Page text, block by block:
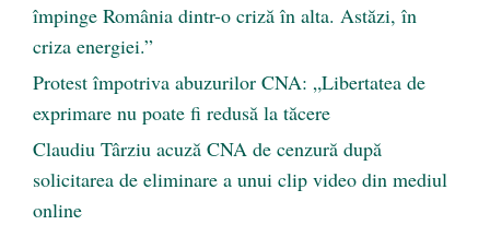
împinge România dintr-o criză în alta. Astăzi, în
criza energiei.”
Protest împotriva abuzurilor CNA: „Libertatea de
exprimare nu poate fi redusă la tăcere
Claudiu Târziu acuză CNA de cenzură după
solicitarea de eliminare a unui clip video din mediul
online